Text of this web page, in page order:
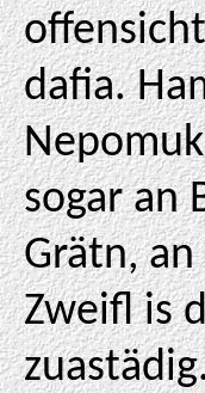
dafia.
sogar an
Grätn, an
Zweifl is